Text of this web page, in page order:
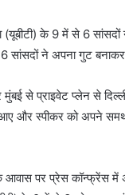
(यूबीटी) के 9 में से 6
सांसदों ने अपना गुट
मुंबई से प्राइवेट प्लेन से
और स्पीकर को अपने
आवास पर प्रेस कॉन्फ्रेंस